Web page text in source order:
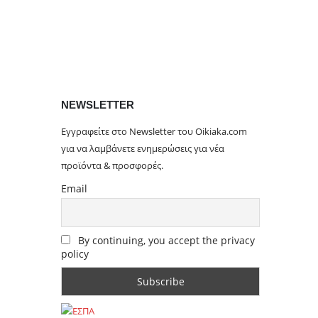
NEWSLETTER
Εγγραφείτε στο Newsletter του Oikiaka.com
για να λαμβάνετε ενημερώσεις για νέα
προϊόντα & προσφορές.
Email
By continuing, you accept the privacy
policy